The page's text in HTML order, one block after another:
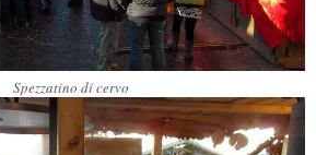
Spezzatino di cervo